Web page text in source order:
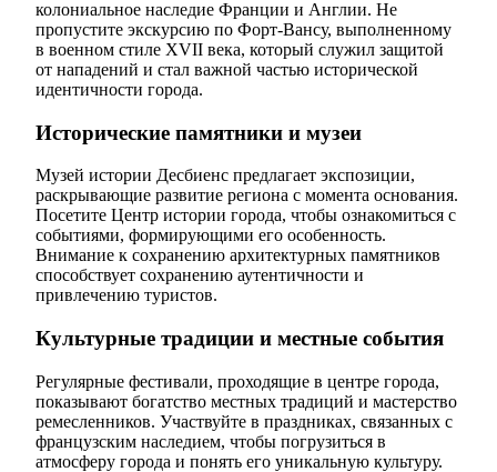
колониальное наследие Франции и Англии. Не
пропустите экскурсию по Форт-Вансу, выполненному
в военном стиле XVII века, который служил защитой
от нападений и стал важной частью исторической
идентичности города.
Исторические памятники и музеи
Музей истории Десбиенс предлагает экспозиции,
раскрывающие развитие региона с момента основания.
Посетите Центр истории города, чтобы ознакомиться с
событиями, формирующими его особенность.
Внимание к сохранению архитектурных памятников
способствует сохранению аутентичности и
привлечению туристов.
Культурные традиции и местные события
Регулярные фестивали, проходящие в центре города,
показывают богатство местных традиций и мастерство
ремесленников. Участвуйте в праздниках, связанных с
французским наследием, чтобы погрузиться в
атмосферу города и понять его уникальную культуру.